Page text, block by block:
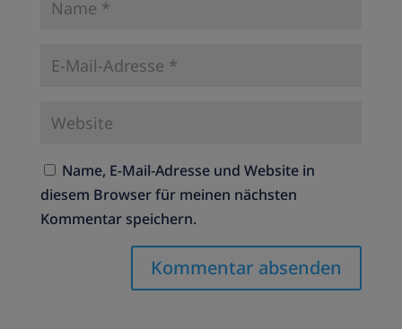
Name, E-Mail-Adresse und Website in
diesem Browser für meinen nächsten
Kommentar speichern.